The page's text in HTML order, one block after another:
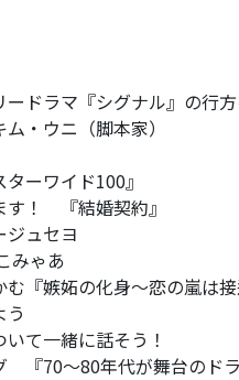
ドラマ『シグナル』の行
・ウニ（脚本家）
ーワイド100』
！ 『結婚契約』
ュセヨ
みゃあ
『嫉妬の化身～恋の嵐は接
て一緒に話そう！
70～80年代が舞台のドラ